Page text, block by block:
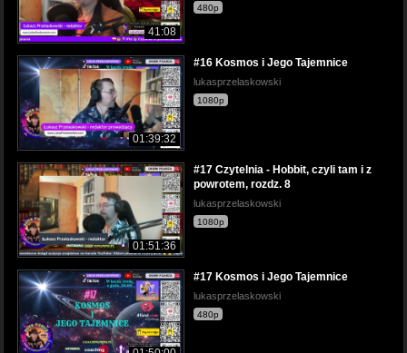
41:08
480p
01:39:32
#16 Kosmos i Jego Tajemnice
lukasprzelaskowski
1080p
01:51:36
#17 Czytelnia - Hobbit, czyli tam i z
powrotem, rozdz. 8
lukasprzelaskowski
1080p
#17 Kosmos i Jego Tajemnice
lukasprzelaskowski
480p